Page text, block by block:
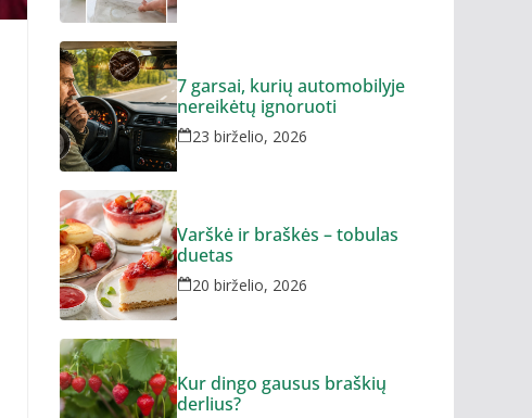
7 garsai, kurių automobilyje
nereikėtų ignoruoti
23 birželio, 2026
Varškė ir braškės – tobulas
duetas
20 birželio, 2026
Kur dingo gausus braškių
derlius?